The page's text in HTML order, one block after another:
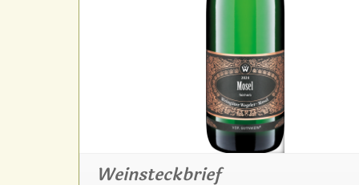
Weinsteckbrief